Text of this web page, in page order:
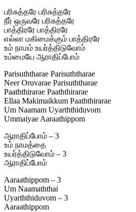
பரிசுத்தரே பரிசுத்தரே
நீர் ஒருவரே பரிசுத்தரே
பாத்திரரே பாத்திரரே
எல்லா மகிமைக்கும் பாத்திரரே
உம் நாமம் உயர்த்திடுவோம்
உம்மையே ஆராதிப்போம்
Parisuththarae Parisuththarae
Neer Oruvarae Parisuththarae
Paaththirarae Paaththirarae
Ellaa Makimaikkum Paaththirarae
Um Naamam Uyarththiduvom
Ummaiyae Aaraathippom
ஆராதிப்போம் – 3
உம் நாமத்தை
உயர்த்திடுவோம் – 3
ஆராதிப்போம்
Aaraathippom – 3
Um Naamaththai
Uyarththiduvom – 3
Aaraathippom